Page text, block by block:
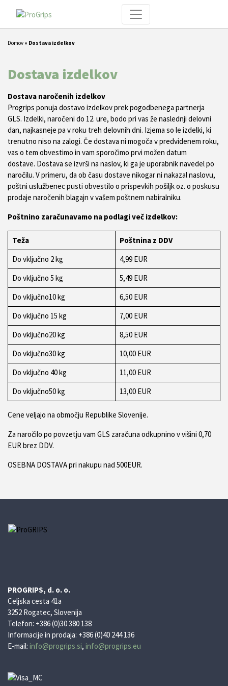
Domov » Dostava izdelkov
Dostava izdelkov
Dostava naročenih izdelkov
Progrips ponuja dostavo izdelkov prek pogodbenega partnerja
GLS. Izdelki, naročeni do 12. ure, bodo pri vas že naslednji delovni
dan, najkasneje pa v roku treh delovnih dni. Izjema so le izdelki, ki
trenutno niso na zalogi. Če dostava ni mogoča v predvidenem roku,
vas o tem obvestimo in vam sporočimo prvi možen datum
dostave. Dostava se izvrši na naslov, ki ga je uporabnik navedel po
naročilu. V primeru, da ob času dostave nikogar ni nakazal naslovu,
poštni uslužbenec pusti obvestilo o prispevkih pošiljk oz. o poskusu
prodaje naročenih blagajn v vašem poštnem nabiralniku.
Poštnino zaračunavamo na podlagi več izdelkov:
Teža
Poštnina z DDV
Do vključno 2 kg
4,99 EUR
Do vključno 5 kg
5,49 EUR
Do vključno10 kg
6,50 EUR
Do vključno 15 kg
7,00 EUR
Do vključno20 kg
8,50 EUR
Do vključno30 kg
10,00 EUR
Do vključno 40 kg
11,00 EUR
Do vključno50 kg
13,00 EUR
Cene veljajo na območju Republike Slovenije.
Za naročilo po povzetju vam GLS zaračuna odkupnino v višini 0,70
EUR brez DDV.
OSEBNA DOSTAVA pri nakupu nad 500EUR.
PROGRIPS, d. o. o.
Celjska cesta 41a
3252 Rogatec, Slovenija
Telefon: +386 (0)30 380 138
Informacije in prodaja: +386 (0)40 244 136
E-mail: info@progrips.si, info@progrips.eu